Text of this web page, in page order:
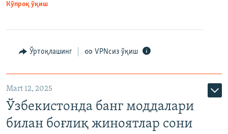
Кўпроқ ўқиш
Ўртоқлашинг VPNсиз ўқиш
Mart 12, 2025
Ўзбекистонда банг моддалари
билан боғлиқ жиноятлар сони